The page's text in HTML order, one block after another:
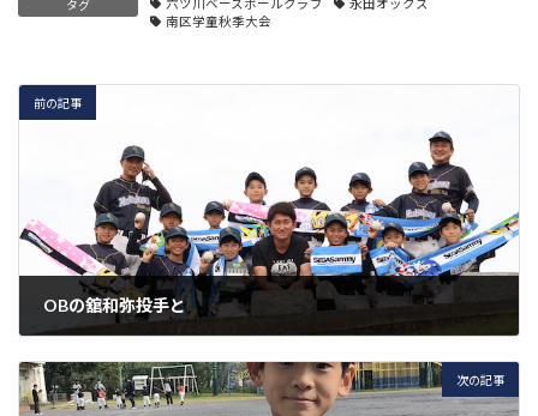
タグ 六ツ川ベースボールクラブ
永田オックス
南区学童秋季大会
前の記事
OBの舘和弥投手と
次の記事